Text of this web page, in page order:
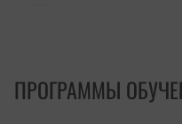
ПРОГРАММЫ